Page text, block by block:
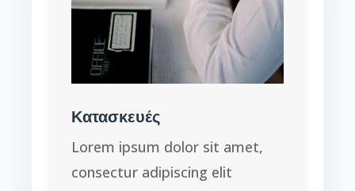
Κατασκευές
Lorem ipsum dolor sit amet,
consectur adipiscing elit